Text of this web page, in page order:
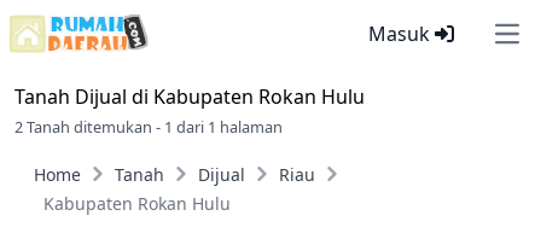
Masuk
Tanah Dijual di Kabupaten Rokan Hulu
2 Tanah ditemukan - 1 dari 1 halaman
Home Tanah Dijual
Riau
Kabupaten Rokan Hulu